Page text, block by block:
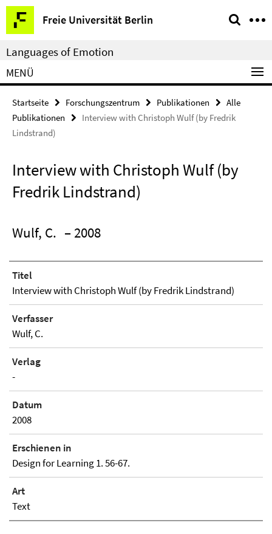
Springe
direkt
zu
Inhalt
Freie Universität Berlin
Service-
Navigation
Languages of Emotion
MENÜ
Startseite Forschungszentrum Publikationen
Alle
Publikationen
Interview with Christoph Wulf (by Fredrik
Lindstrand)
Interview with Christoph Wulf (by
Fredrik Lindstrand)
Wulf, C. – 2008
Titel
Interview with Christoph Wulf (by Fredrik Lindstrand)
Verfasser
Wulf, C.
Verlag
-
Datum
2008
Erschienen in
Design for Learning 1. 56-67.
Art
Text